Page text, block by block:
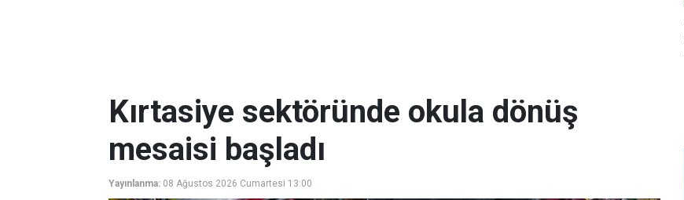
Kırtasiye sektöründe okula dönüş
mesaisi başladı
Yayınlanma: 08 Ağustos 2026 Cumartesi 13:00